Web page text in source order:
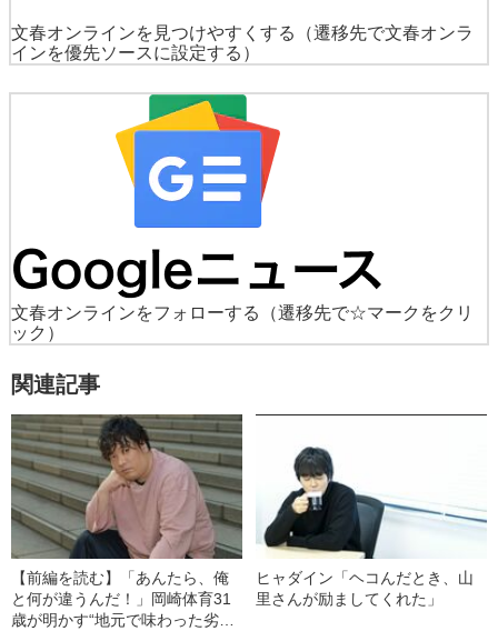
文春オンラインを見つけやすくする
（遷移先で文春オンラ
インを優先ソースに設定する）
文春オンラインをフォローする
（遷移先で☆マークをクリ
ック）
関連記事
【前編を読む】「あんたら、俺
と何が違うんだ！」岡崎体育31
歳が明かす“地元で味わった劣等
ヒャダイン「ヘコんだとき、山
里さんが励ましてくれた」